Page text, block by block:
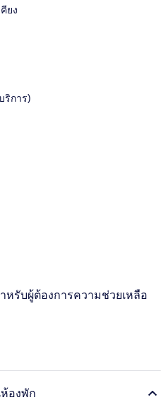
ยง
ริการ)
หรับผู้ต้องการความช่วยเหลือ
องพัก